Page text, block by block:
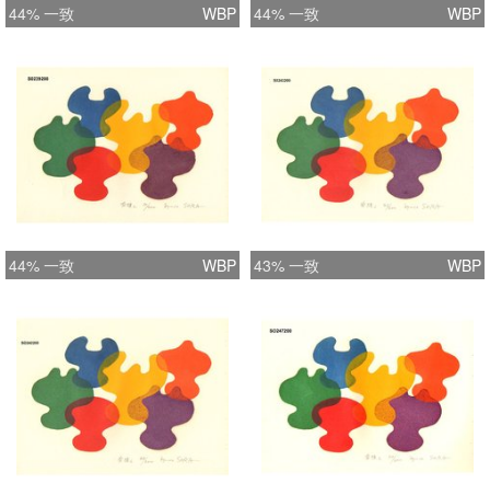
44% 一致 WBP 44% 一致 WBP
44% 一致 WBP 43% 一致 WBP